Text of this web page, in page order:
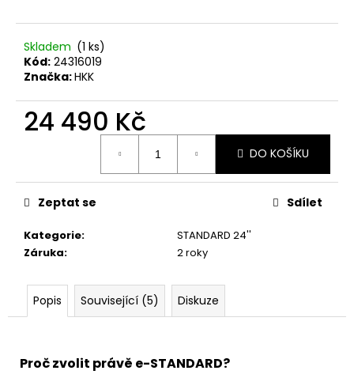
Skladem (1 ks)
Kód: 24316019
Značka:HKK
24 490 Kč
DO KOŠÍKU
Kategorie:
STANDARD 24''
Záruka: 2 roky
Zeptat se Sdílet
Popis Související (5) Diskuze
Proč zvolit právě e-STANDARD?